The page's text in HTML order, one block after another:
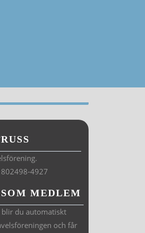
4927
MEDLEM
blir du automatiskt
och får